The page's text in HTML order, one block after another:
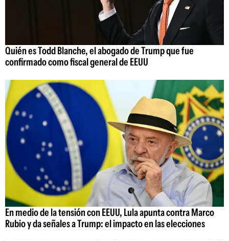
Quién es Todd Blanche, el abogado de Trump que fue
confirmado como fiscal general de EEUU
En medio de la tensión con EEUU, Lula apunta contra Marco
Rubio y da señales a Trump: el impacto en las elecciones